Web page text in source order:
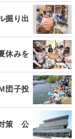
掘り出
休みを
団子投
策 公